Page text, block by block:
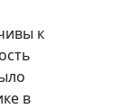
к
в